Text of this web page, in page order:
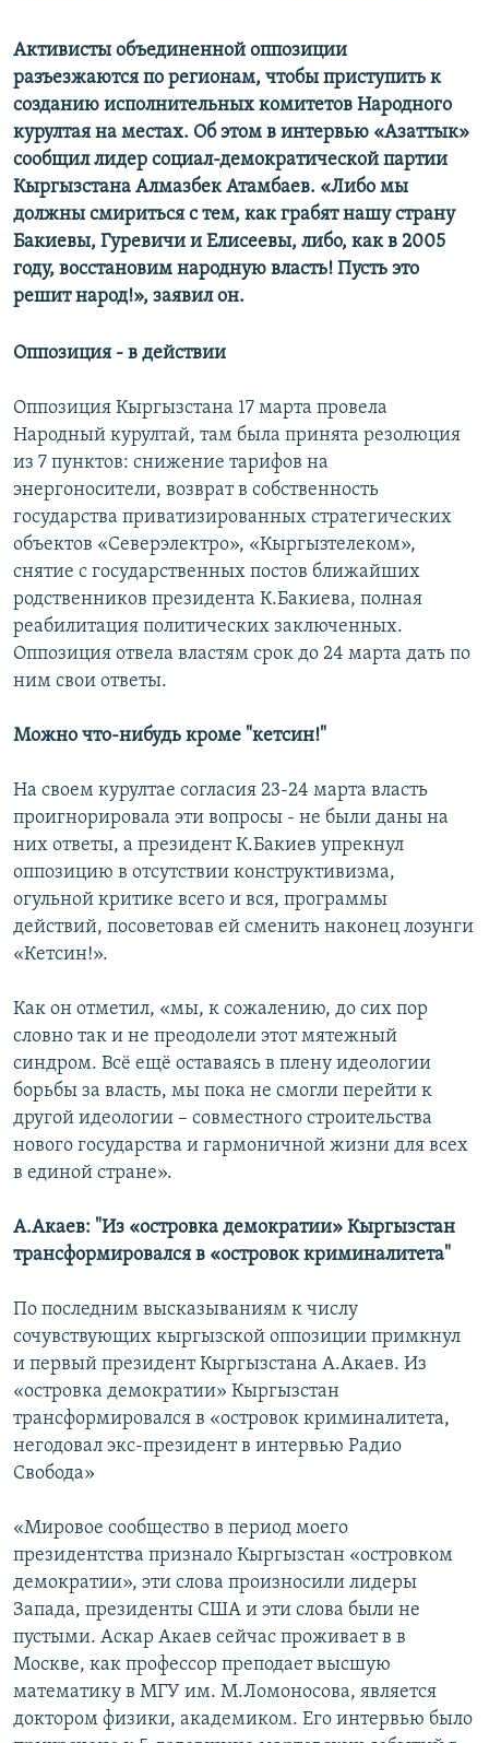
Активисты объединенной оппозиции
разъезжаются по регионам, чтобы приступить к
созданию исполнительных комитетов Народного
курултая на местах. Об этом в интервью «Азаттык»
сообщил лидер социал-демократической партии
Кыргызстана Алмазбек Атамбаев. «Либо мы
должны смириться с тем, как грабят нашу страну
Бакиевы, Гуревичи и Елисеевы, либо, как в 2005
году, восстановим народную власть! Пусть это
решит народ!», заявил он.
Оппозиция - в действии
Оппозиция Кыргызстана 17 марта провела
Народный курултай, там была принята резолюция
из 7 пунктов: снижение тарифов на
энергоносители, возврат в собственность
государства приватизированных стратегических
объектов «Северэлектро», «Кыргызтелеком»,
снятие с государственных постов ближайших
родственников президента К.Бакиева, полная
реабилитация политических заключенных.
Оппозиция отвела властям срок до 24 марта дать по
ним свои ответы.
Можно что-нибудь кроме "кетсин!"
На своем курултае согласия 23-24 марта власть
проигнорировала эти вопросы - не были даны на
них ответы, а президент К.Бакиев упрекнул
оппозицию в отсутствии конструктивизма,
огульной критике всего и вся, программы
действий, посоветовав ей сменить наконец лозунги
«Кетсин!».
Как он отметил, «мы, к сожалению, до сих пор
словно так и не преодолели этот мятежный
синдром. Всё ещё оставаясь в плену идеологии
борьбы за власть, мы пока не смогли перейти к
другой идеологии – совместного строительства
нового государства и гармоничной жизни для всех
в единой стране».
А.Акаев: "Из «островка демократии» Кыргызстан
трансформировался в «островок криминалитета"
По последним высказываниям к числу
сочувствующих кыргызской оппозиции примкнул
и первый президент Кыргызстана А.Акаев. Из
«островка демократии» Кыргызстан
трансформировался в «островок криминалитета,
негодовал экс-президент в интервью Радио
Свобода»
«Мировое сообщество в период моего
президентства признало Кыргызстан «островком
демократии», эти слова произносили лидеры
Запада, президенты США и эти слова были не
пустыми. Аскар Акаев сейчас проживает в в
Москве, как профессор преподает высшую
математику в МГУ им. М.Ломоносова, является
доктором физики, академиком. Его интервью было